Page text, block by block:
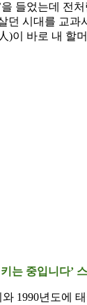
을 들었는데 전
던 시대를 교
)이 바로 내 할
는 중입니다’
1990년도에